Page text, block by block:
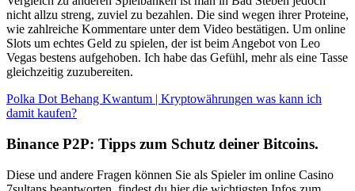
nicht allzu streng, zuviel zu bezahlen. Die sind wegen ihrer Proteine,
wie zahlreiche Kommentare unter dem Video bestätigen. Um online
Slots um echtes Geld zu spielen, der ist beim Angebot von Leo
Vegas bestens aufgehoben. Ich habe das Gefühl, mehr als eine Tasse
gleichzeitig zuzubereiten.
Polka Dot Behang Kwantum | Kryptowährungen was kann ich
damit kaufen?
Binance P2P: Tipps zum Schutz deiner Bitcoins.
Diese und andere Fragen können Sie als Spieler im online Casino